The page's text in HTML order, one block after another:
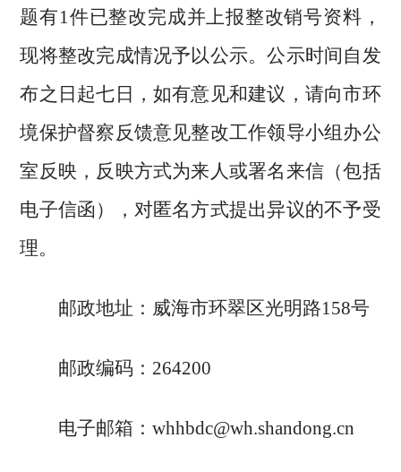
题有1件已整改完成并上报整改销号资料，
现将整改完成情况予以公示。公示时间自发
布之日起七日，如有意见和建议，请向市环
境保护督察反馈意见整改工作领导小组办公
室反映，反映方式为来人或署名来信（包括
电子信函），对匿名方式提出异议的不予受
理。
邮政地址：威海市环翠区光明路158号
邮政编码： 264200
电子邮箱：whhbdc@wh.shandong.cn